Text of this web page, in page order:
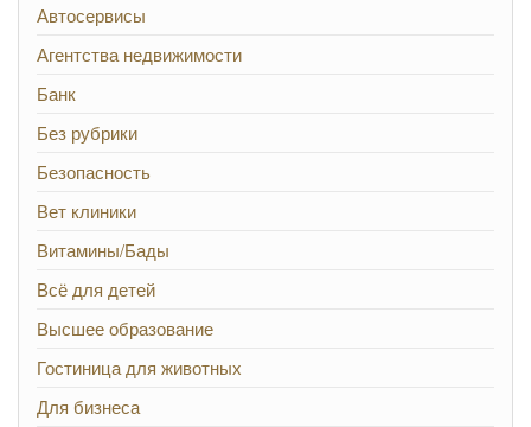
Автосервисы
Агентства недвижимости
Банк
Без рубрики
Безопасность
Вет клиники
Витамины/Бады
Всё для детей
Высшее образование
Гостиница для животных
Для бизнеса